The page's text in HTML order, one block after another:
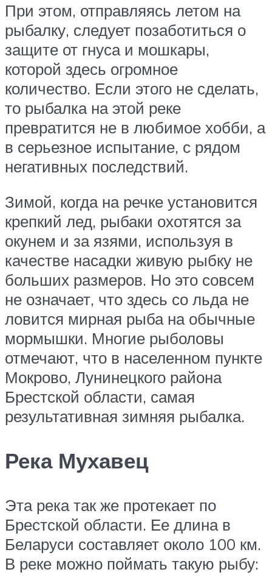
При этом, отправляясь летом на
рыбалку, следует позаботиться о
защите от гнуса и мошкары,
которой здесь огромное
количество. Если этого не сделать,
то рыбалка на этой реке
превратится не в любимое хобби, а
в серьезное испытание, с рядом
негативных последствий.
Зимой, когда на речке установится
крепкий лед, рыбаки охотятся за
окунем и за язями, используя в
качестве насадки живую рыбку не
больших размеров. Но это совсем
не означает, что здесь со льда не
ловится мирная рыба на обычные
мормышки. Многие рыболовы
отмечают, что в населенном пункте
Мокрово, Лунинецкого района
Брестской области, самая
результативная зимняя рыбалка.
Река Мухавец
Эта река так же протекает по
Брестской области. Ее длина в
Беларуси составляет около 100 км.
В реке можно поймать такую рыбу: